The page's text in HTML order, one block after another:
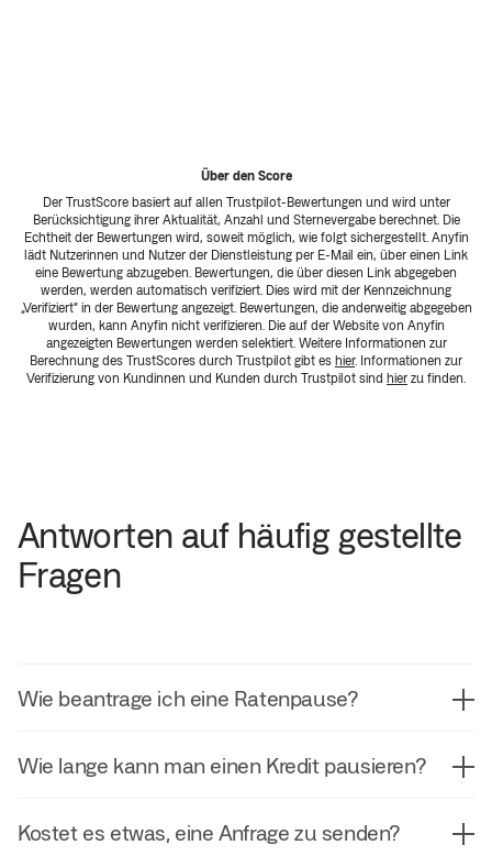
Über den Score
Der TrustScore basiert auf allen Trustpilot-Bewertungen und wird unter
Berücksichtigung ihrer Aktualität, Anzahl und Sternevergabe berechnet. Die
Echtheit der Bewertungen wird, soweit möglich, wie folgt sichergestellt. Anyfin
lädt Nutzerinnen und Nutzer der Dienstleistung per E-Mail ein, über einen Link
eine Bewertung abzugeben. Bewertungen, die über diesen Link abgegeben
werden, werden automatisch verifiziert. Dies wird mit der Kennzeichnung
„Verifiziert“ in der Bewertung angezeigt. Bewertungen, die anderweitig abgegeben
wurden, kann Anyfin nicht verifizieren. Die auf der Website von Anyfin
angezeigten Bewertungen werden selektiert. Weitere Informationen zur
Berechnung des TrustScores durch Trustpilot gibt es hier. Informationen zur
Verifizierung von Kundinnen und Kunden durch Trustpilot sind hier zu finden.
Antworten auf häufig gestellte
Fragen
Wie beantrage ich eine Ratenpause?
dich individuell geltenden Bedingungen. Wenn du dir
Ratenpause beantragst du anschließend einfach mit
einem Schreiben, das die wichtigsten Angaben, wie
Wie lange kann man einen Kredit pausieren?
rechtlichen Anspruch auf eine Ratenpause hast.
Kostet es etwas, eine Anfrage zu senden?